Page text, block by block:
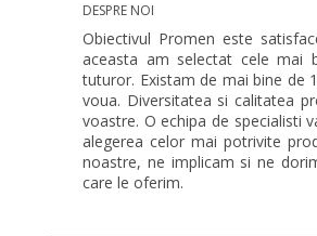
DESPRE NOI
Obiectivul Promen este
aceasta am selectat cele mai
tuturor. Existam de mai bine de
voua. Diversitatea si calitatea
voastre. O echipa de specialisti
alegerea celor mai potrivite
noastre, ne implicam si ne
care le oferim.